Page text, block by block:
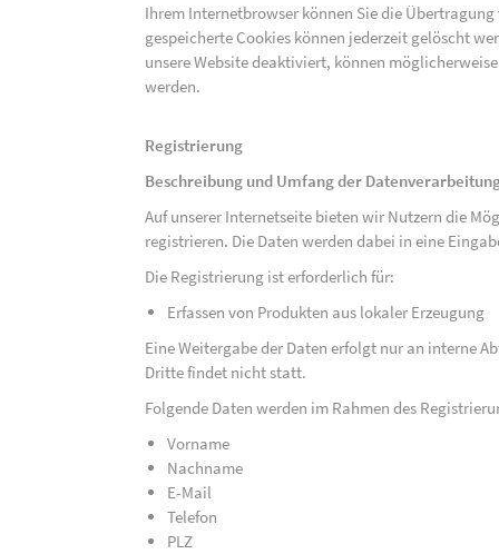
Ihrem Internetbrowser können Sie die
gespeicherte Cookies können jederzeit gelöscht
unsere Website deaktiviert, können
werden.
Registrierung
Beschreibung und Umfang der
Auf unserer Internetseite bieten wir Nutzern die
registrieren. Die Daten werden dabei in eine
Die Registrierung ist erforderlich für:
Erfassen von Produkten aus lokaler Erzeugung
Eine Weitergabe der Daten erfolgt nur an interne
Dritte findet nicht statt.
Folgende Daten werden im Rahmen des
Vorname
Nachname
E-Mail
Telefon
PLZ